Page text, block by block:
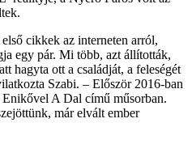
cikkek az interneten arról,
egy pár. Mi több, azt állították,
hagyta ott a családját, a feleségét
Szabi. – Először 2016-ban
A Dal című műsorban.
már elvált ember